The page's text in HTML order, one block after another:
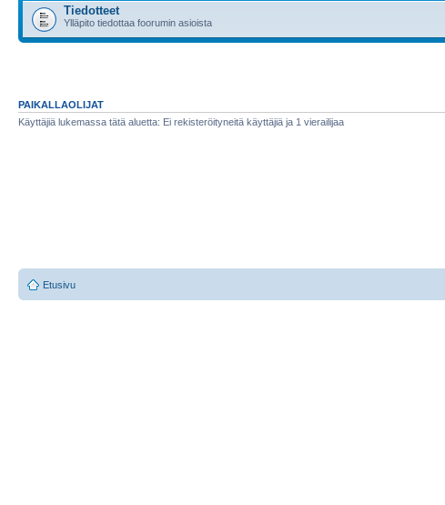
Tiedotteet
Ylläpito tiedottaa foorumin asioista
PAIKALLAOLIJAT
Käyttäjiä lukemassa tätä aluetta: Ei rekisteröityneitä käyttäjiä ja 1 vierailijaa
Etusivu